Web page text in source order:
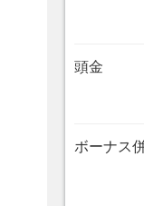
頭金
ボーナス